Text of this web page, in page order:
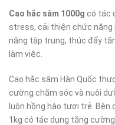
Cao hắc sâm 1000g có tác
stress, cải thiện chức năng
năng tập trung, thúc đẩy
làm việc.
Cao hắc sâm Hàn Quốc
cường chăm sóc và nuôi
luôn hồng hào tươi trẻ. Bên
1kg có tác dụng tăng